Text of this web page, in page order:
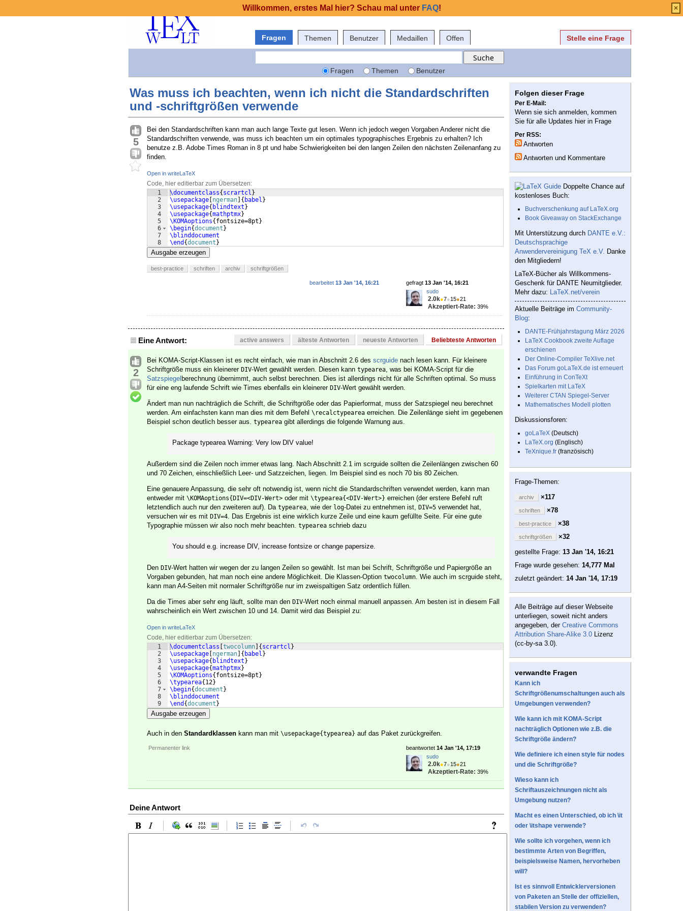
Fragen Themen Benutzer Medaillen Offen Stelle eine Frage
Fragen Themen Benutzer
Was muss ich beachten, wenn ich nicht die Standardschriften
und -schriftgrößen verwende
5
Bei den Standardschriften kann man auch lange Texte gut lesen. Wenn ich jedoch wegen Vorgaben Anderer nicht die
Standardschriften verwende, was muss ich beachten um ein optimales typographisches Ergebnis zu erhalten? Ich
benutze z.B. Adobe Times Ro­man in 8 pt und habe Schwierigkeiten bei den langen Zeilen den nächsten Zeilenanfang zu
finden.
Open in writeLaTeX
Code, hier editierbar zum Übersetzen:
1
2
3
4
5
6
7
8
\documentclass{ scrartcl }
\usepackage ngerman { babel }
\usepackage{ blindtext }
\usepackage{mathptmx}
\KOMAoptions{ fontsize=8pt }
\begin{document }
\blinddocument
\end {document }
Ausgabe erzeugen
best-practice schriften archiv schriftgrößen
gefragt 13 Jan '14, 16:21
sudo
2.0k●7●15●21
Akzeptiert-Rate: 39%
bearbeitet 13 Jan '14, 16:21
Eine Antwort: active answers älteste Antworten neueste Antworten Beliebteste Antworten
2
Bei KOMA-Script-Klassen ist es recht einfach, wie man in Abschnitt 2.6 des scrguide nach lesen kann. Für kleinere
Schriftgröße muss ein kleinerer DIV-Wert gewählt werden. Diesen kann typearea, was bei KOMA-Script für die
Satzspiegel berechnung übernimmt, auch selbst berechnen. Dies ist allerdings nicht für alle Schriften optimal. So muss
für eine eng laufende Schrift wie Times ebenfalls ein kleinerer DIV-Wert gewählt werden.
Ändert man nun nachträglich die Schrift, die Schriftgröße oder das Papierformat, muss der Satzspiegel neu berechnet
werden. Am einfachsten kann man dies mit dem Befehl \recalctypearea erreichen. Die Zeilenlänge sieht im gegebenen
Beispiel schon deutlich besser aus. typearea gibt allerdings die folgende Warnung aus.
Package typearea Warning: Very low DIV value!
Außerdem sind die Zeilen noch immer etwas lang. Nach Abschnitt 2.1 im scrguide sollten die Zeilenlängen zwischen 60
und 70 Zeichen, einschließlich Leer- und Satzzeichen, liegen. Im Beispiel sind es noch 70 bis 80 Zeichen.
Eine genauere Anpassung, die sehr oft notwendig ist, wenn nicht die Standardschriften verwendet werden, kann man
entweder mit \KOMAoptions{DIV=<DIV-Wert> oder mit \typearea{<DIV-Wert>} erreichen (der erstere Befehl ruft
letztendlich auch nur den zweiteren auf). Da typearea, wie der log-Datei zu entnehmen ist, DIV=5 verwendet hat,
versuchen wir es mit DIV=4. Das Ergebnis ist eine wirklich kurze Zeile und eine kaum gefüllte Seite. Für eine gute
Typographie müssen wir also noch mehr beachten. typearea schrieb dazu
You should e.g. increase DIV, increase fontsize or change papersize.
Den DIV-Wert hatten wir wegen der zu langen Zeilen so gewählt. Ist man bei Schrift, Schriftgröße und Papiergröße an
Vorgaben gebunden, hat man noch eine andere Möglichkeit. Die Klassen-Option twocolumn. Wie auch im scrguide steht,
kann man A4-Seiten mit normaler Schriftgröße nur im zweispaltigen Satz ordentlich füllen.
Da die Times aber sehr eng läuft, sollte man den DIV-Wert noch einmal manuell anpassen. Am besten ist in diesem Fall
wahrscheinlich ein Wert zwischen 10 und 14. Damit wird das Beispiel zu:
Open in writeLaTeX
Code, hier editierbar zum Übersetzen:
1
2
3
4
5
6
7
8
9
\documentclass twocolumn { scrartcl }
\usepackage ngerman { babel }
\usepackage{ blindtext }
\usepackage{mathptmx}
\KOMAoptions{ fontsize=8pt }
\typearea{ 12}
\begin{document }
\blinddocument
\end {document }
Ausgabe erzeugen
Auch in den Standardklassen kann man mit \usepackage{typearea} auf das Paket zurückgreifen.
Permanenter link beantwortet 14 Jan '14, 17:19
sudo
2.0k●7●15●21
Akzeptiert-Rate: 39%
Deine Antwort
Folgen dieser Frage
Per E-Mail:
Wenn sie sich anmelden, kommen
Sie für alle Updates hier in Frage
Per RSS:
Antworten
Antworten und Kommentare
Doppelte Chance auf
kostenloses Buch:
Buchverschenkung auf LaTeX.org
Book Giveaway on StackExchange
Mit Unterstützung durch DANTE e.V.:
Deutschsprachige
Anwendervereinigung TeX e.V. Danke
den Mitgliedern!
LaTeX-Bücher als Willkommens-
Geschenk für DANTE Neumitglieder.
Mehr dazu: LaTeX.net/verein
Aktuelle Beiträge im Community-
Blog:
DANTE-Frühjahrstagung März 2026
LaTeX Cookbook zweite Auflage
erschienen
Der Online-Compiler TeXlive.net
Das Forum goLaTeX.de ist erneuert
Einführung in ConTeXt
Spielkarten mit LaTeX
Weiterer CTAN Spiegel-Server
Mathematisches Modell plotten
Diskussionsforen:
goLaTeX (Deutsch)
LaTeX.org (Englisch)
TeXnique.fr (französisch)
Frage-Themen:
archiv ×117
schriften ×78
best-practice ×38
schriftgrößen
×32
gestellte Frage: 13 Jan '14, 16:21
Frage wurde gesehen: 14,777 Mal
zuletzt geändert: 14 Jan '14, 17:19
Alle Beiträge auf dieser Webseite
unterliegen, soweit nicht anders
angegeben, der Creative Commons
Attribution Share-Alike 3.0 Lizenz
(cc-by-sa 3.0).
verwandte Fragen
Kann ich
Schriftgrößenumschaltungen auch als
Umgebungen verwenden?
Wie kann ich mit KOMA-Script
nachträglich Optionen wie z.B. die
Schriftgröße ändern?
Wie definiere ich einen style für nodes
und die Schriftgröße?
Wieso kann ich
Schriftauszeichnungen nicht als
Umgebung nutzen?
Macht es einen Unterschied, ob ich \it
oder \itshape verwende?
Wie sollte ich vorgehen, wenn ich
bestimmte Arten von Begriffen,
beispielsweise Namen, hervorheben
will?
Ist es sinnvoll Entwicklerversionen
von Paketen an Stelle der offiziellen,
stabilen Version zu verwenden?
Willkommen, erstes Mal hier? Schau mal unter FAQ! ×